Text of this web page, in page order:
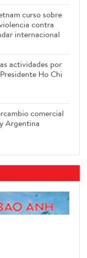
curso sobre
contra
internacional
actividades por
Ho Chi
comercial
Argentina